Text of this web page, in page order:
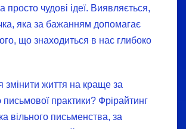
просто чудові ідеї. Виявляється,
яка за бажанням допомагає
що знаходиться в нас глибоко
змінити життя на краще за
практики? Фрірайтинг
вільного письменства, за